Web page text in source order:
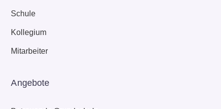
Schule
Kollegium
Mitarbeiter
Angebote